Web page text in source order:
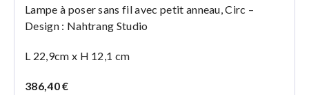
Lampe à poser sans fil avec petit anneau, Circ –
Design : Nahtrang Studio
L 22,9cm x H 12,1 cm
386,40 €